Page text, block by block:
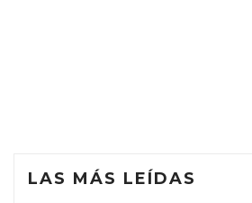
LAS MÁS LEÍDAS